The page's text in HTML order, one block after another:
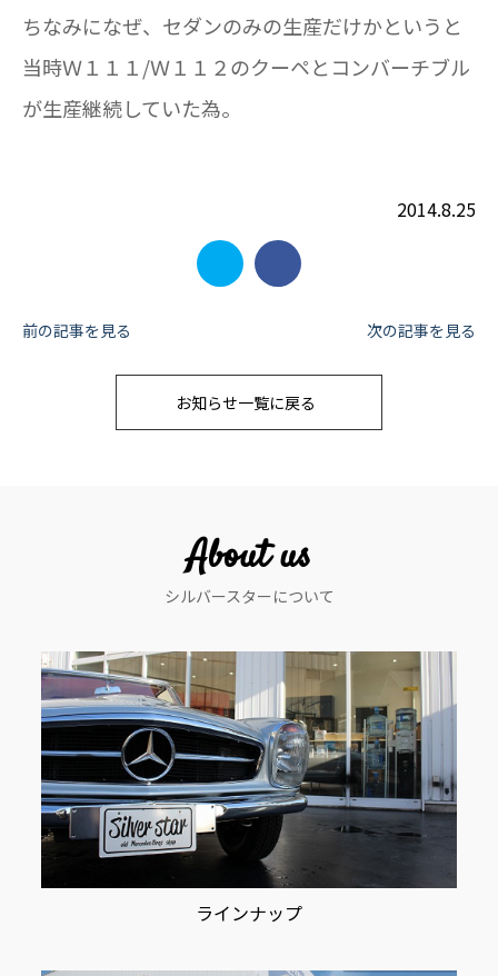
ちなみになぜ、セダンのみの生産だけかというと
当時Ｗ１１１/Ｗ１１２のクーペとコンバーチブル
が生産継続していた為。
2014.8.25
投
ン
前の記事を見る 次の記事を見る
お知らせ一覧に戻る
About us
シルバースターについて
ラインナップ